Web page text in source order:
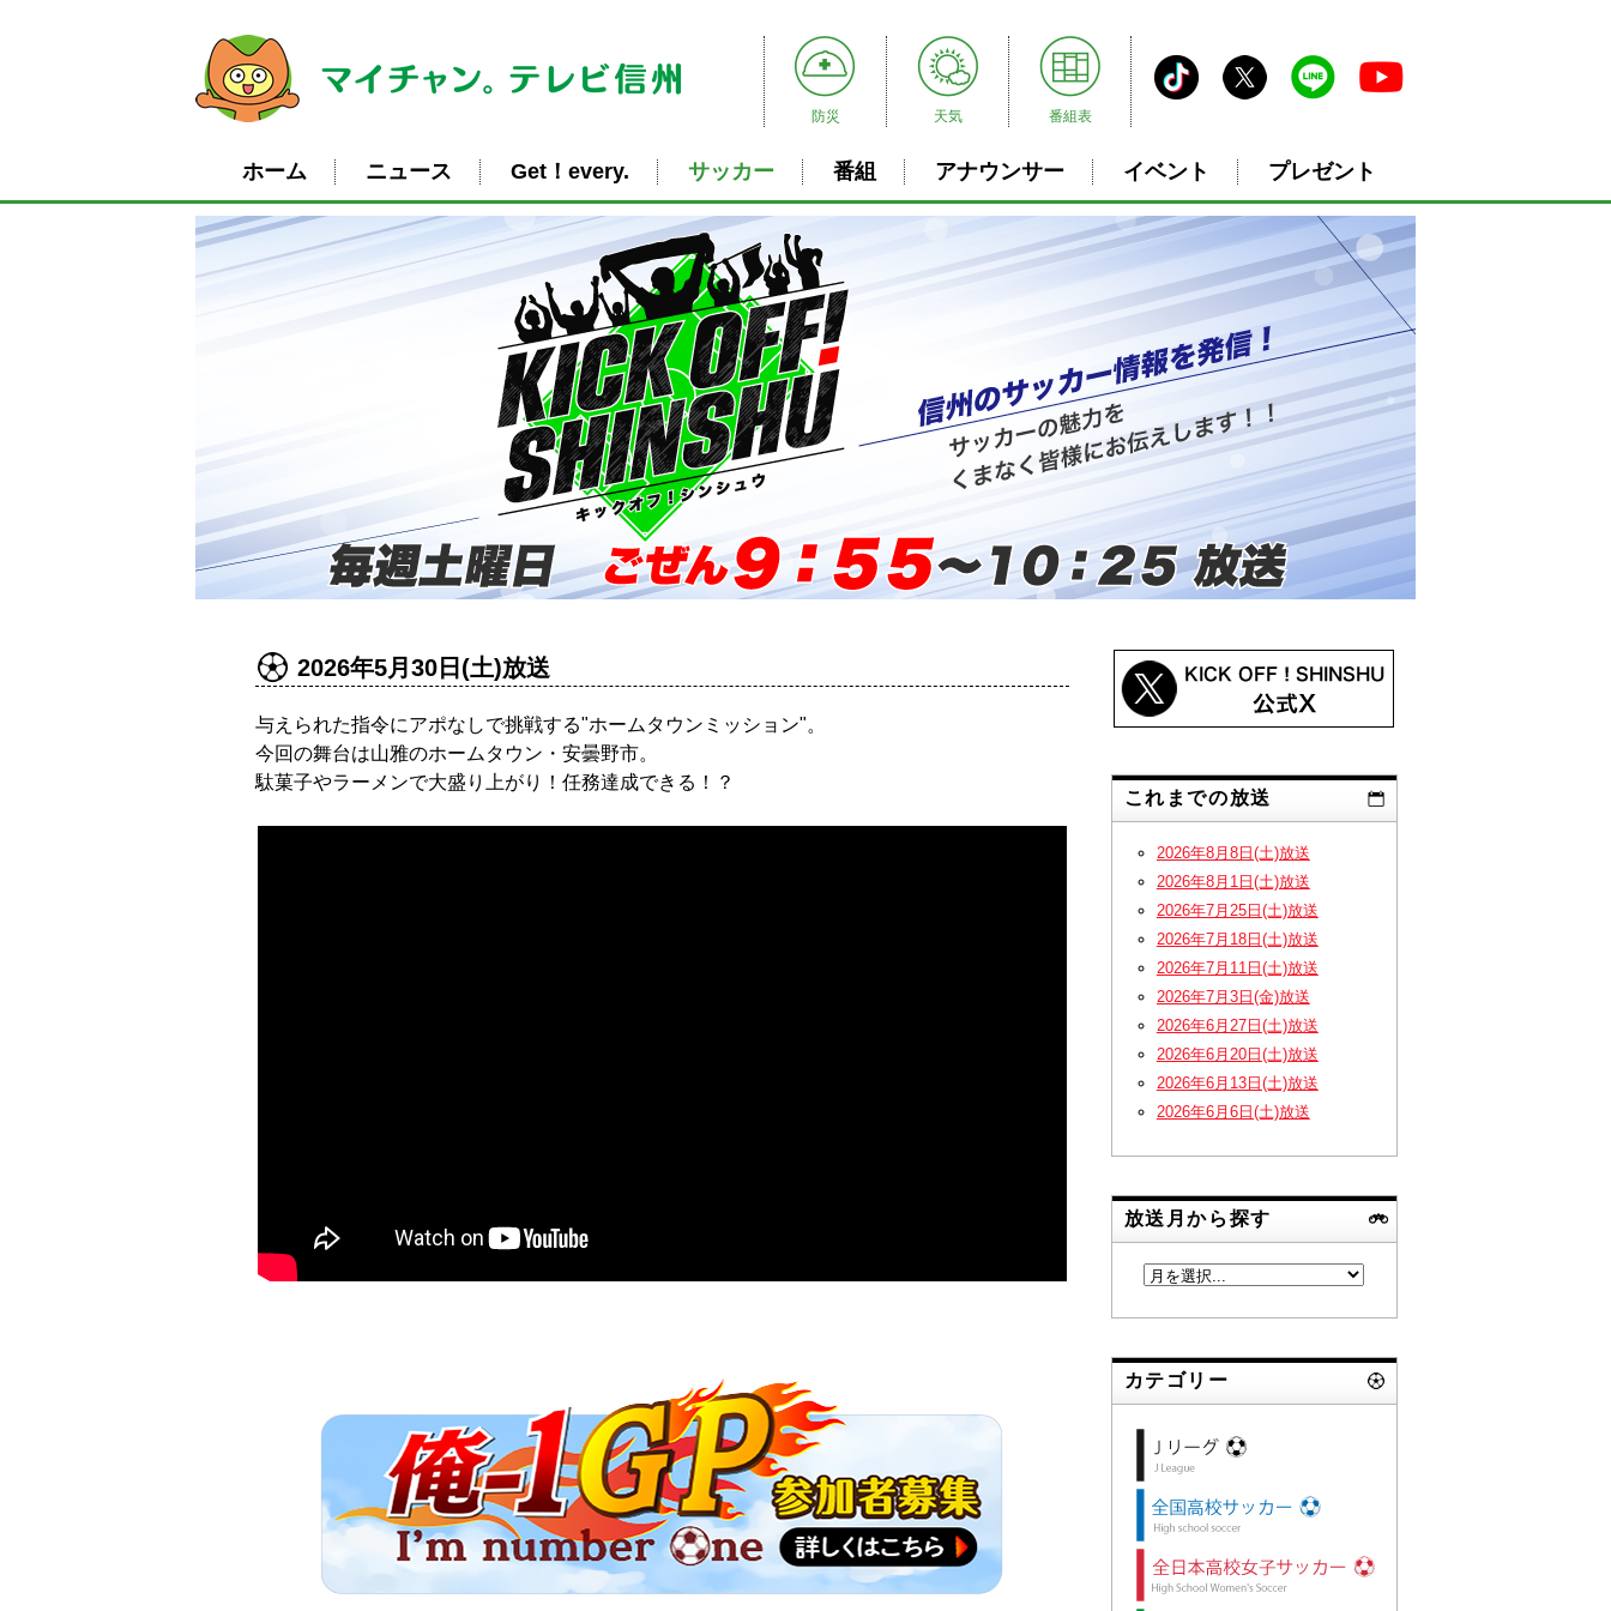
防災 天気 番組表
ホーム ニュース Get！every. サッカー 番組 アナウンサー イベント プレゼント
2026年5月30日(土)放送
与えられた指令にアポなしで挑戦する"ホームタウンミッション"。
今回の舞台は山雅のホームタウン・安曇野市。
駄菓子やラーメンで大盛り上がり！任務達成できる！？
これまでの放送
2026年8月8日(土)放送
2026年8月1日(土)放送
2026年7月25日(土)放送
2026年7月18日(土)放送
2026年7月11日(土)放送
2026年7月3日(金)放送
2026年6月27日(土)放送
2026年6月20日(土)放送
2026年6月13日(土)放送
2026年6月6日(土)放送
放送月から探す
カテゴリー